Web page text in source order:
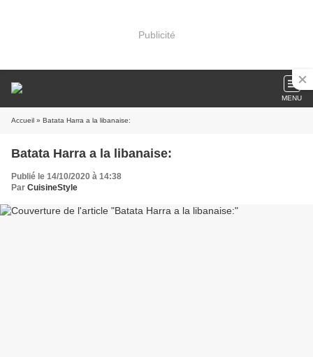
Publicité
MENU
Accueil » Batata Harra a la libanaise:
Batata Harra a la libanaise:
Publié le 14/10/2020 à 14:38
Par CuisineStyle